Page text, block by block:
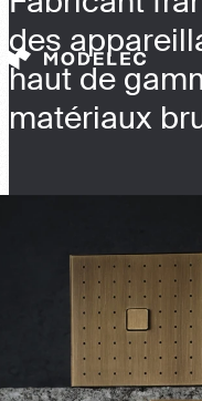
des
haut de
matériaux
Panneau de gestion des